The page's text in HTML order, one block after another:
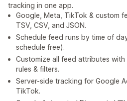
tracking in one app.
Google, Meta, TikTok & custom
TSV, CSV, and JSON.
Schedule feed runs by time of
schedule free).
Customize all feed attributes with
rules & filters.
Server-side tracking for Google
TikTok.